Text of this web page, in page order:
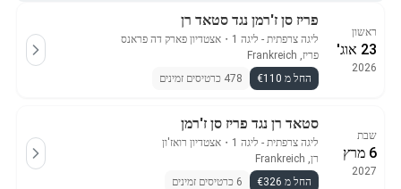
ראשון
23 אוג'
2026
פריז סן ז'רמן נגד סטאד רן
ליגה צרפתית - ליגה 1 ・ אצטדיון פארק דה פראנס
פריז, Frankreich
החל מ €110
478 כרטיסים זמינים
שבת
6 מרץ
2027
סטאד רן נגד פריז סן ז'רמן
ליגה צרפתית - ליגה 1 ・ אצטדיון רואז'ון
רן, Frankreich
החל מ €326
6 כרטיסים זמינים